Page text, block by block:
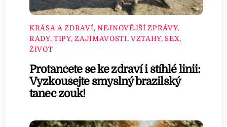
KRÁSA A ZDRAVÍ, NEJNOVĚJŠÍ ZPRÁVY,
RADY, TIPY, ZAJÍMAVOSTI, VZTAHY, SEX,
ŽIVOT
Protančete se ke zdraví i štíhlé linii:
Vyzkoušejte smyslný brazilský
tanec zouk!